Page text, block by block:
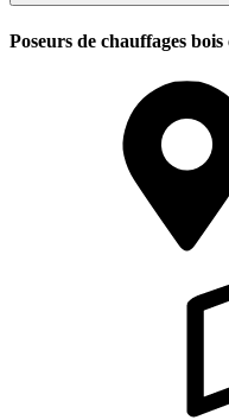
Poseurs de chauffages